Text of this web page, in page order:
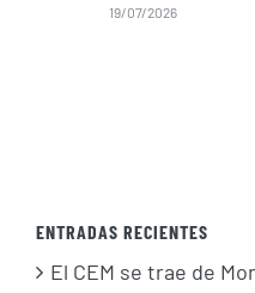
19/07/2026
ENTRADAS RECIENTES
El CEM se trae de